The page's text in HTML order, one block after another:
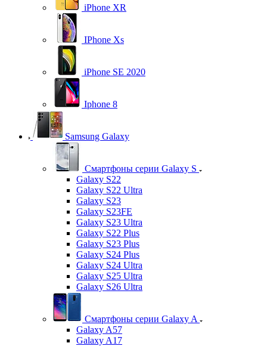
iPhone XR
IPhone Xs
iPhone SE 2020
Iphone 8
Samsung Galaxy
Смартфоны серии Galaxy S
Galaxy S22
Galaxy S22 Ultra
Galaxy S23
Galaxy S23FE
Galaxy S23 Ultra
Galaxy S22 Plus
Galaxy S23 Plus
Galaxy S24 Plus
Galaxy S24 Ultra
Galaxy S25 Ultra
Galaxy S26 Ultra
Смартфоны серии Galaxy A
Galaxy A57
Galaxy A17